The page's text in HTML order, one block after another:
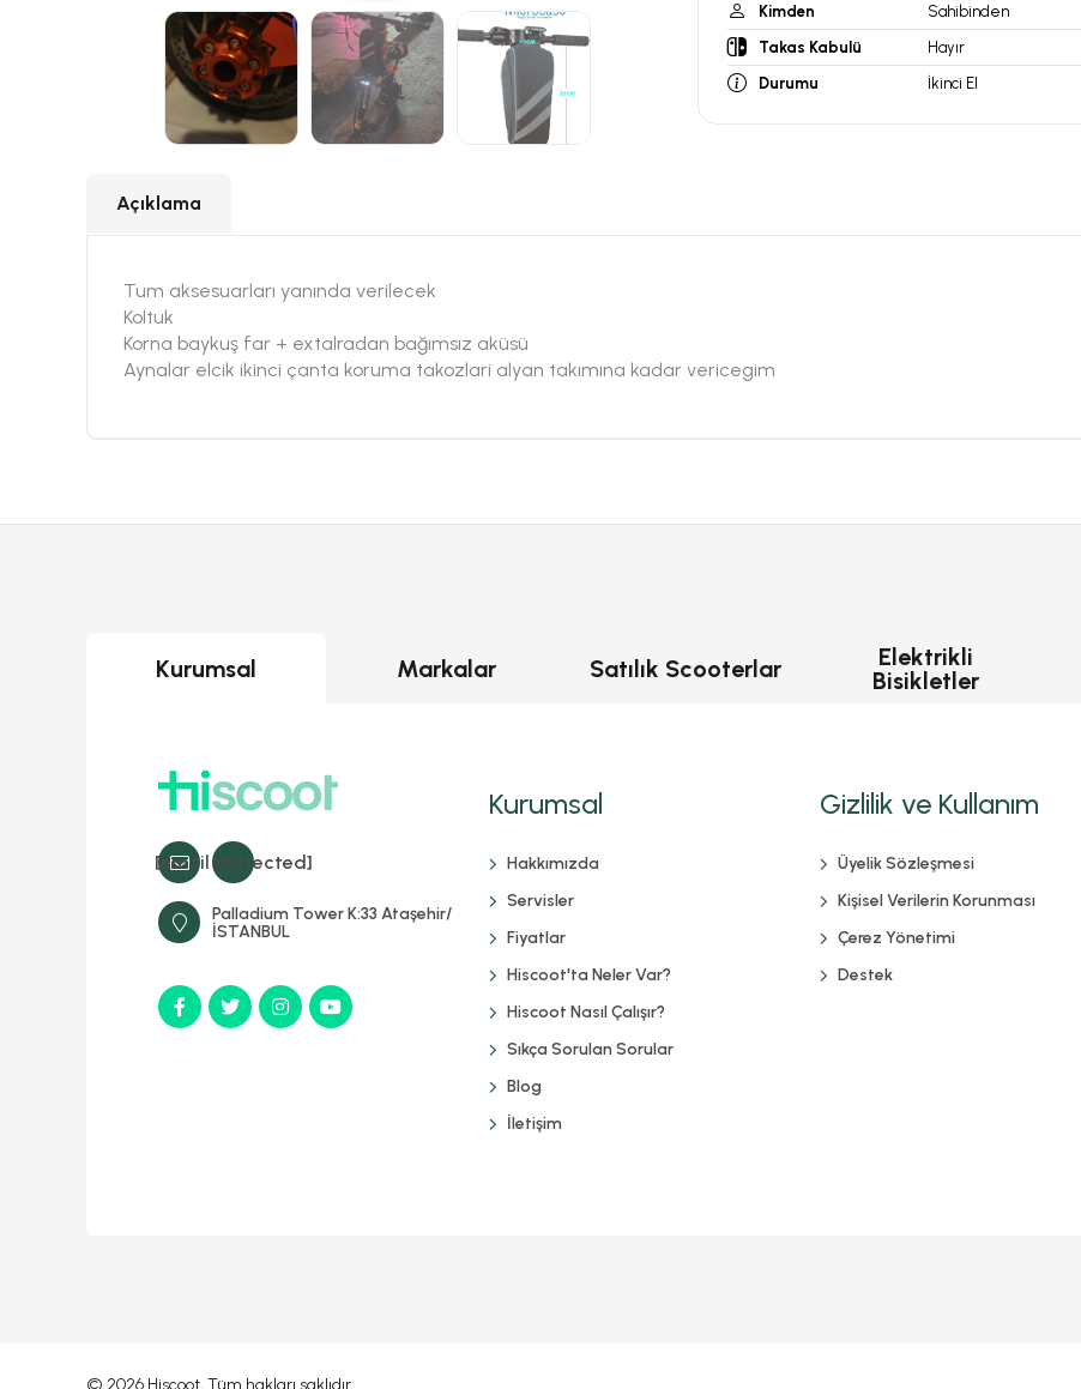
Kimden
Sahibinden
Takas Kabulü
Hayır
Durumu
İkinci El
Açıklama
Tum aksesuarları yanında verilecek
Koltuk
Korna baykuş far + extalradan bağımsız aküsü
Aynalar elcik ikinci çanta koruma takozlari alyan takımına kadar vericegim
Kurumsal Markalar Satılık Scooterlar
Elektrikli
Bisikletler
[email protected]
Palladium Tower K:33 Ataşehir/
İSTANBUL
Kurumsal
Hakkımızda
Servisler
Fiyatlar
Hiscoot'ta Neler Var?
Hiscoot Nasıl Çalışır?
Sıkça Sorulan Sorular
Blog
İletişim
Gizlilik ve Kullanım
Üyelik Sözleşmesi
Kişisel Verilerin Korunması
Çerez Yönetimi
Destek
© 2026 Hiscoot, Tüm hakları saklıdır.